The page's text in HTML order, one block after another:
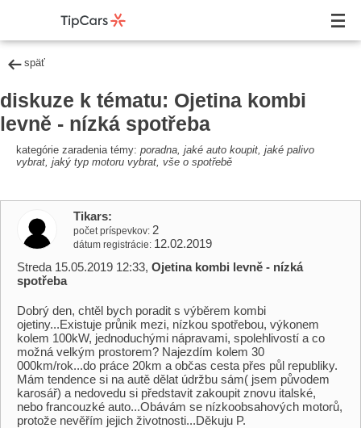
späť
diskuze k tématu: Ojetina kombi
levně - nízká spotřeba
kategórie zaradenia témy: poradna, jaké auto koupit, jaké palivo
vybrat, jaký typ motoru vybrat, vše o spotřebě
Tikars
počet príspevkov 2
dátum registrácie 12.02.2019
Streda 15.05.2019 12:33, Ojetina kombi levně - nízká
spotřeba
Dobrý den, chtěl bych poradit s výběrem kombi
ojetiny...Existuje průnik mezi, nízkou spotřebou, výkonem
kolem 100kW, jednoduchými nápravami, spolehlivostí a co
možná velkým prostorem? Najezdím kolem 30
000km/rok...do práce 20km a občas cesta přes půl republiky.
Mám tendence si na autě dělat údržbu sám( jsem původem
karosář) a nedovedu si představit zakoupit znovu italské,
nebo francouzké auto...Obávám se nízkoobsahových motorů,
protože nevěřím jejich životnosti...Děkuju P.